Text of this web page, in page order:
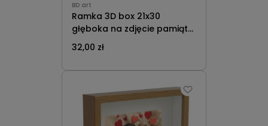
BD art
Ramka 3D box 21x30
głęboka na zdjęcie pamiątki
bukiety A4 z passe-partout
13x18 biała
32,00 zł